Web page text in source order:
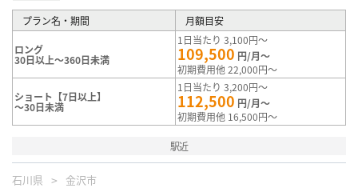
プラン名・期間 月額目安
ロング
30日以上～360日未満
1日当たり 3,100円～
109,500 円/月～
初期費用他 22,000円～
ショート【7日以上】
～30日未満
1日当たり 3,200円～
112,500 円/月～
初期費用他 16,500円～
駅近
石川県 金沢市